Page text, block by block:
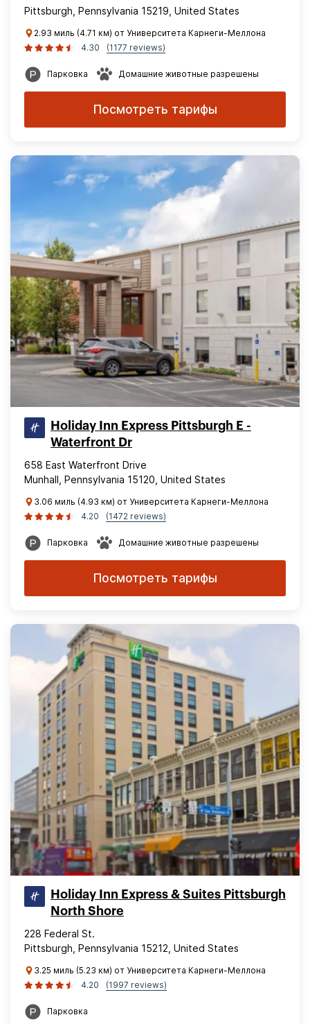
Pittsburgh, Pennsylvania 15219, United States
2.93 миль (4.71 км) от Университета Карнеги-Меллона
4.30
(1177 reviews)
Парковка Домашние животные разрешены
Посмотреть тарифы
Holiday Inn Express Pittsburgh E -
Waterfront Dr
658 East Waterfront Drive
Munhall, Pennsylvania 15120, United States
3.06 миль (4.93 км) от Университета Карнеги-Меллона
4.20
(1472 reviews)
Парковка Домашние животные разрешены
Посмотреть тарифы
Holiday Inn Express & Suites Pittsburgh
North Shore
228 Federal St.
Pittsburgh, Pennsylvania 15212, United States
3.25 миль (5.23 км) от Университета Карнеги-Меллона
4.20
(1997 reviews)
Парковка